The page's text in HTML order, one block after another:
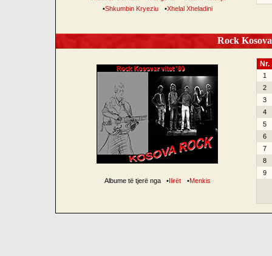
•Shkumbin Kryeziu •Xhelal Xheladini
Rock
Albume të tjerë nga •Ilirët •Menkis
Nr.
1
2
3
4
5
6
7
8
9